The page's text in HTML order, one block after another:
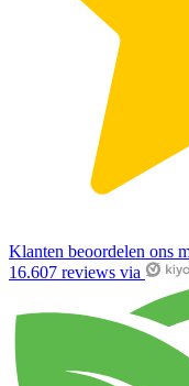
Klanten beoordelen ons
16.607 reviews via